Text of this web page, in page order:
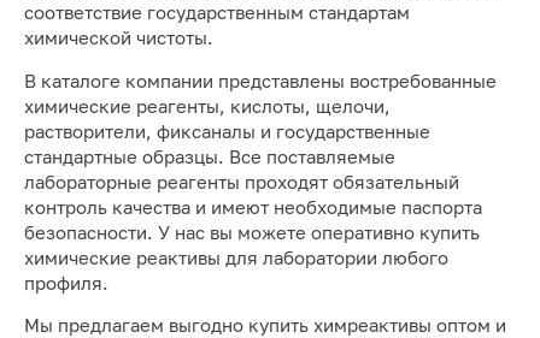
соответствие государственным стандартам
химической чистоты.
В каталоге компании представлены востребованные
химические реагенты, кислоты, щелочи,
растворители, фиксаналы и государственные
стандартные образцы. Все поставляемые
лабораторные реагенты проходят обязательный
контроль качества и имеют необходимые паспорта
безопасности. У нас вы можете оперативно купить
химические реактивы для лаборатории любого
профиля.
Мы предлагаем выгодно купить химреактивы оптом и